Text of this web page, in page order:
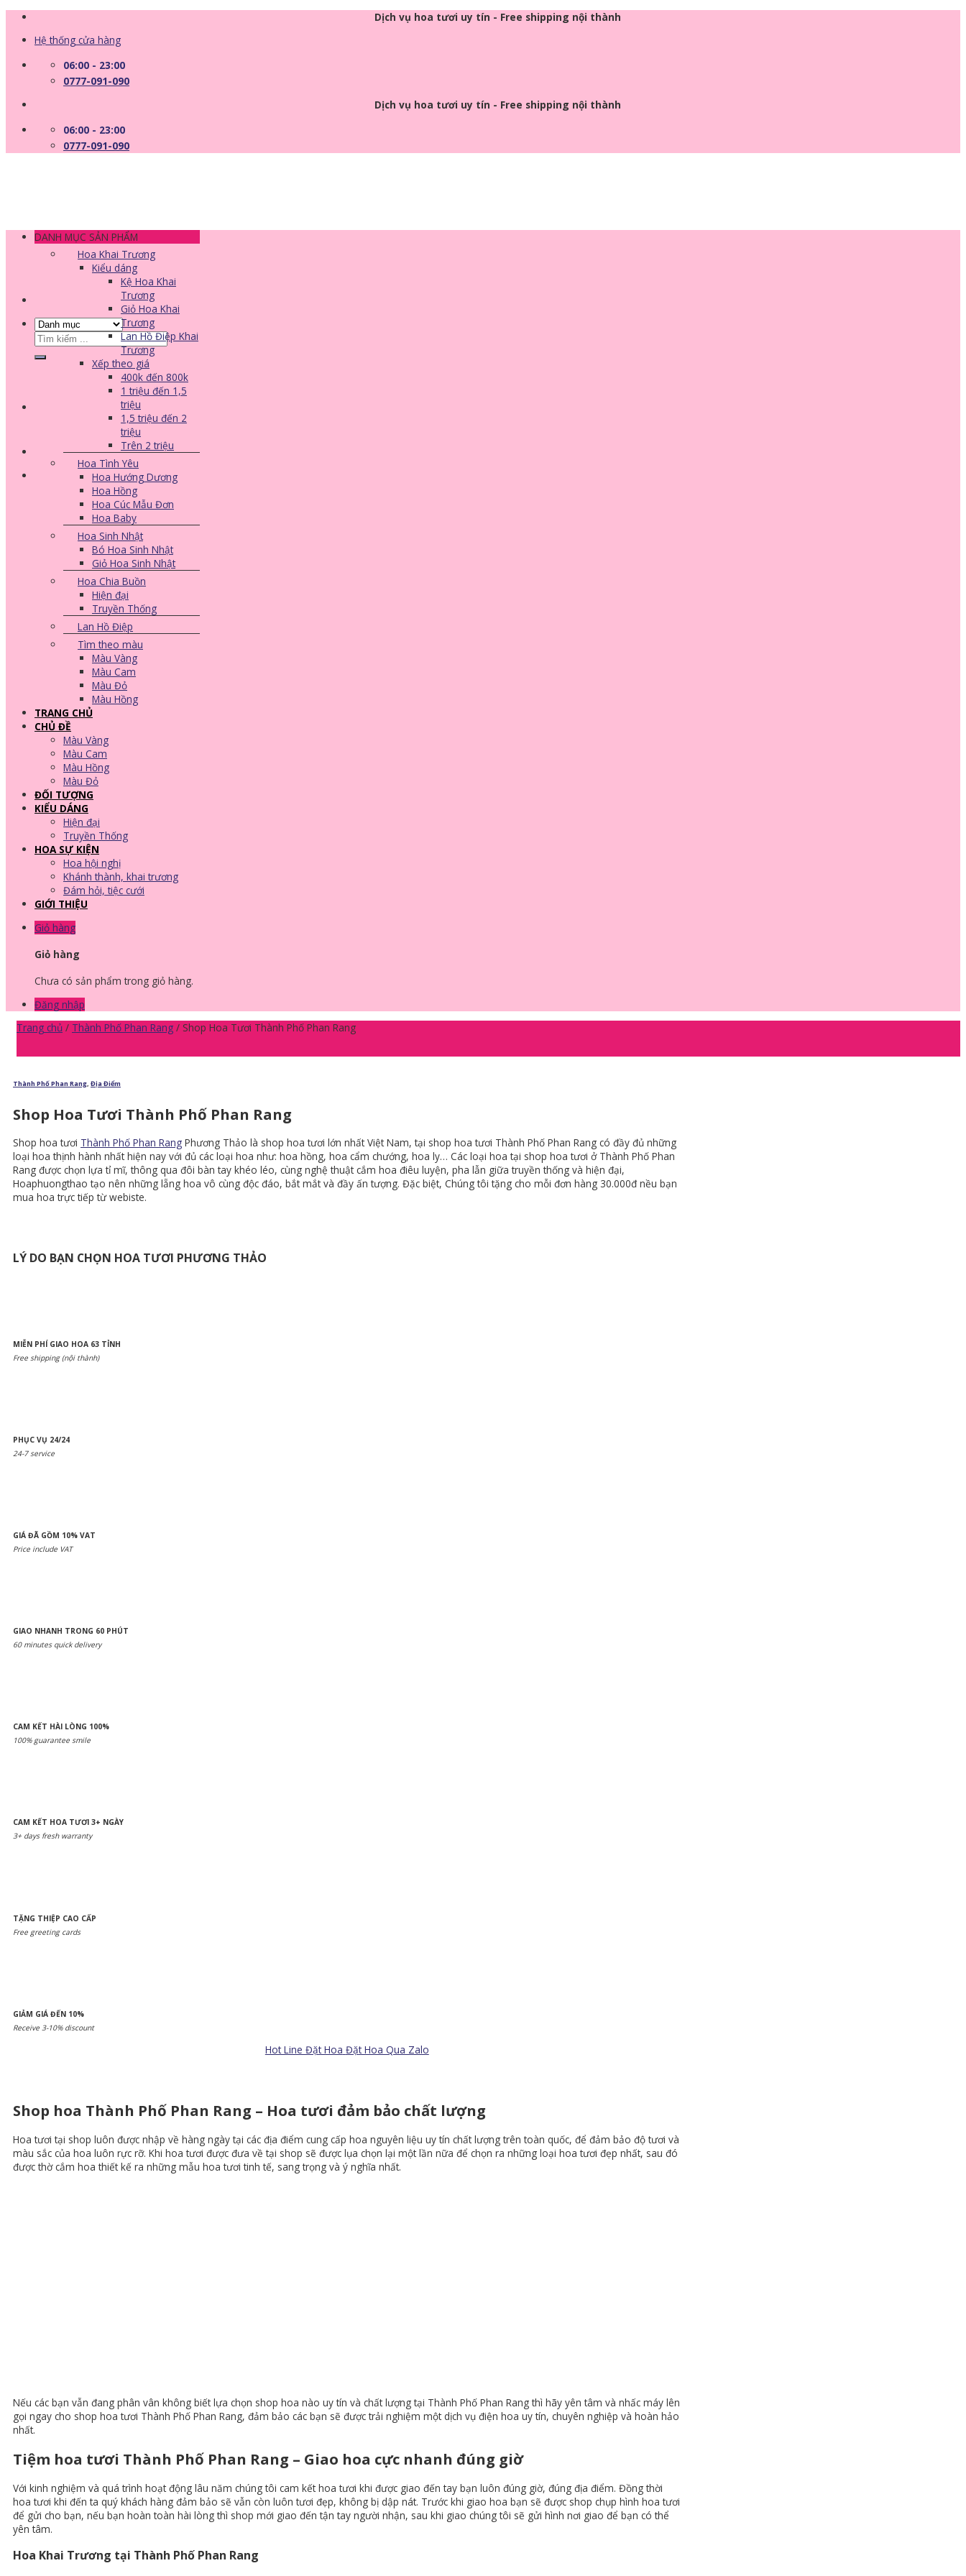
Skip
content
Dịch vụ hoa tươi uy tín - Free shipping nội thành
Hệ thống cửa hàng
06:00 - 23:00
0777-091-090
Dịch vụ hoa tươi uy tín - Free shipping nội thành
06:00 - 23:00
0777-091-090
Tìm
kiếm:
DANH MỤC SẢN PHẨM
Hoa Khai Trương
Kiểu dáng
Kệ Hoa Khai
Trương
Giỏ Hoa Khai
Trương
Lan Hồ Điệp Khai
Trương
Xếp theo giá
400k đến 800k
1 triệu đến 1,5
triệu
1,5 triệu đến 2
triệu
Trên 2 triệu
Hoa Tình Yêu
Hoa Hướng Dương
Hoa Hồng
Hoa Cúc Mẫu Đơn
Hoa Baby
Hoa Sinh Nhật
Bó Hoa Sinh Nhật
Giỏ Hoa Sinh Nhật
Hoa Chia Buồn
Hiện đại
Truyền Thống
Lan Hồ Điệp
Tìm theo màu
Màu Vàng
Màu Cam
Màu Đỏ
Màu Hồng
TRANG CHỦ
CHỦ ĐỀ
Màu Vàng
Màu Cam
Màu Hồng
Màu Đỏ
ĐỐI TƯỢNG
KIỂU DÁNG
Hiện đại
Truyền Thống
HOA SỰ KIỆN
Hoa hội nghị
Khánh thành, khai trương
Đám hỏi, tiệc cưới
GIỚI THIỆU
Giỏ hàng
Giỏ hàng
Chưa có sản phẩm trong giỏ hàng.
Đăng nhập
Trang chủ / Thành Phố Phan Rang / Shop Hoa Tươi Thành Phố Phan Rang
Thành Phố Phan Rang, Địa Điểm
Shop Hoa Tươi Thành Phố Phan Rang
Shop hoa tươi Thành Phố Phan Rang Phương Thảo là shop hoa tươi lớn nhất Việt Nam, tại shop hoa tươi Thành Phố Phan Rang có đầy đủ những
loại hoa thịnh hành nhất hiện nay với đủ các loại hoa như: hoa hồng, hoa cẩm chướng, hoa ly… Các loại hoa tại shop hoa tươi ở Thành Phố Phan
Rang được chọn lựa tỉ mĩ, thông qua đôi bàn tay khéo léo, cùng nghệ thuật cắm hoa điêu luyện, pha lẫn giữa truyền thống và hiện đại,
Hoaphuongthao tạo nên những lẵng hoa vô cùng độc đáo, bắt mắt và đầy ấn tượng. Đặc biệt, Chúng tôi tặng cho mỗi đơn hàng 30.000đ nều bạn
mua hoa trực tiếp từ webiste.
LÝ DO BẠN CHỌN HOA TƯƠI PHƯƠNG THẢO
MIỄN PHÍ GIAO HOA 63 TỈNH
Free shipping (nội thành)
PHỤC VỤ 24/24
24-7 service
GIÁ ĐÃ GỒM 10% VAT
Price include VAT
GIAO NHANH TRONG 60 PHÚT
60 minutes quick delivery
CAM KẾT HÀI LÒNG 100%
100% guarantee smile
CAM KẾT HOA TƯƠI 3+ NGÀY
3+ days fresh warranty
TẶNG THIỆP CAO CẤP
Free greeting cards
GIẢM GIÁ ĐẾN 10%
Receive 3-10% discount
Hot Line Đặt Hoa Đặt Hoa Qua Zalo
Shop hoa Thành Phố Phan Rang – Hoa tươi đảm bảo chất lượng
Hoa tươi tại shop luôn được nhập về hàng ngày tại các địa điểm cung cấp hoa nguyên liệu uy tín chất lượng trên toàn quốc, để đảm bảo độ tươi và
màu sắc của hoa luôn rực rỡ. Khi hoa tươi được đưa về tại shop sẽ được lụa chọn lại một lần nữa để chọn ra những loại hoa tươi đẹp nhất, sau đó
được thờ cắm hoa thiết kế ra những mẫu hoa tươi tinh tế, sang trọng và ý nghĩa nhất.
Nếu các bạn vẫn đang phân vân không biết lựa chọn shop hoa nào uy tín và chất lượng tại Thành Phố Phan Rang thì hãy yên tâm và nhấc máy lên
gọi ngay cho shop hoa tươi Thành Phố Phan Rang, đảm bảo các bạn sẽ được trải nghiệm một dịch vụ điện hoa uy tín, chuyên nghiệp và hoàn hảo
nhất.
Tiệm hoa tươi Thành Phố Phan Rang – Giao hoa cực nhanh đúng giờ
Với kinh nghiệm và quá trình hoạt động lâu năm chúng tôi cam kết hoa tươi khi được giao đến tay bạn luôn đúng giờ, đúng địa điểm. Đồng thời
hoa tươi khi đến ta quý khách hàng đảm bảo sẽ vẫn còn luôn tươi đẹp, không bị dập nát. Trước khi giao hoa bạn sẽ được shop chụp hình hoa tươi
để gửi cho bạn, nếu bạn hoàn toàn hài lòng thì shop mới giao đến tận tay người nhận, sau khi giao chúng tôi sẽ gửi hình nơi giao để bạn có thể
yên tâm.
Hoa Khai Trương tại Thành Phố Phan Rang